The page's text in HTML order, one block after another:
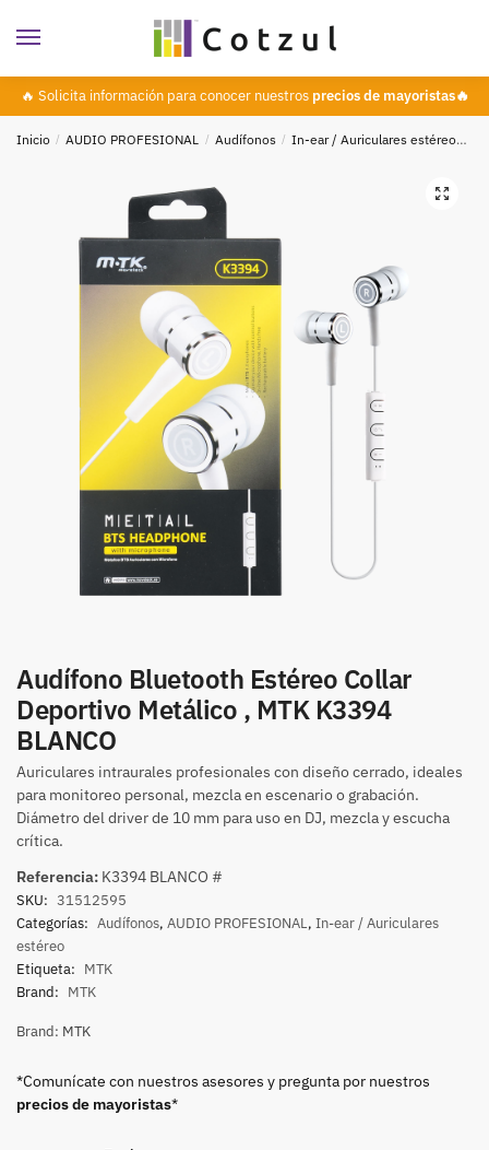
🔥 Solicita información para conocer nuestros precios de mayoristas🔥
Inicio / AUDIO PROFESIONAL / Audífonos / In-ear / Auriculares estéreo
🔍
Audífono Bluetooth Estéreo Collar
Deportivo Metálico , MTK K3394
BLANCO
Auriculares intraurales profesionales con diseño cerrado, ideales
para monitoreo personal, mezcla en escenario o grabación.
Diámetro del driver de 10 mm para uso en DJ, mezcla y escucha
crítica.
Referencia: K3394 BLANCO #
SKU: 31512595
Categorías: Audífonos, AUDIO PROFESIONAL, In-ear / Auriculares
estéreo
Etiqueta: MTK
Brand: MTK
Brand: MTK
*Comunícate con nuestros asesores y pregunta por nuestros
precios de mayoristas*